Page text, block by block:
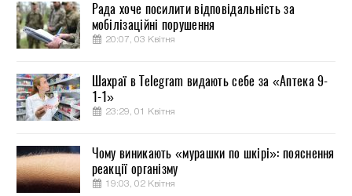
Рада хоче посилити відповідальність за
мобілізаційні порушення
20:07, 03 Квітня
Шахраї в Telegram видають себе за «Аптека 9-
1-1»
23:29, 01 Квітня
Чому виникають «мурашки по шкірі»: пояснення
реакції організму
19:03, 02 Квітня